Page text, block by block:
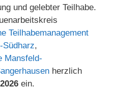
und gelebter Teilhabe.
Teilhabemanagement
Südharz,
Mansfeld-
herzlich
ein.